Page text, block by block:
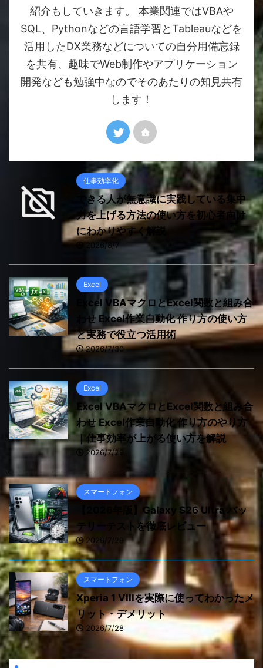
紹介もしていきます。 本業関連ではVBAや
SQL、Pythonなどの言語学習とTableauなどを
活用したDX業務などについての自分用備忘録
を共有、趣味でWeb制作やアプリケーション
開発なども勉強中なのでそのあたりの知見共有
します！
仕事効率化
できる人が無意識に実践している集中
力を上げる方法の使い方を初心者向け
にわかりやすく解説
2026/8/7
Excel
Excel VBAマクロとExcel関数と組み合
わせ Excel作業自動化 作り方の使い方
と実務で役立つ活用術
2026/7/30
Excel
Excel VBAマクロとExcel関数と組み合
わせ Excel作業自動化 作り方のやり方
｜仕事効率が上がる使い方を解説
2026/7/29
スマートフォン
【2026年版】Galaxy S26 Ultra バッ
テリーテストを徹底レビュー
2026/7/29
スマートフォン
Xperia 1 VIIIを実際に使ってわかったメ
リット・デメリット
2026/7/28